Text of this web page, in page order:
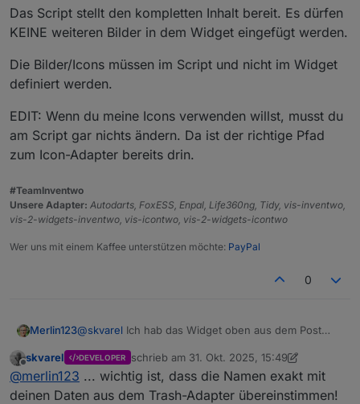
Das wird also da auch nicht dargestellt.
Vermutlich aus dem gleichen Grund klappt es mit
Das Script stellt den kompletten Inhalt bereit. Es dürfen
KEINE weiteren Bilder in dem Widget eingefügt werden.
Die Bilder/Icons müssen im Script und nicht im Widget
definiert werden.
EDIT: Wenn du meine Icons verwenden willst, musst du
am Script gar nichts ändern. Da ist der richtige Pfad
zum Icon-Adapter bereits drin.
#TeamInventwo
Unsere Adapter: Autodarts, FoxESS, Enpal, Life360ng, Tidy, vis-inventwo,
vis-2-widgets-inventwo, vis-icontwo, vis-2-widgets-icontwo
Wer uns mit einem Kaffee unterstützen möchte: PayPal
0
Merlin123@skvarel Ich hab das Widget oben aus dem Post
Ich denke, das ist irgendwas mit den Pfaden.
Wenn ich in einem Image-Widget das Bild auswähle
sieht das so aus:
Wenn ich euer Widget nehme (also neu in die View
ziehe), dann Inhaltstyp Bild auswähle, dann über die
Auswahl das Icon auswähle sieht es so aus:
Offline
skvarel DEVELOPER schrieb am 31. Okt. 2025, 15:49
zuletzt editiert von skvarel
@merlin123 ... wichtig ist, dass die Namen exakt mit
deinen Daten aus dem Trash-Adapter übereinstimmen!